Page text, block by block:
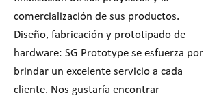
comercialización de sus productos.
Diseño, fabricación y prototipado de
hardware: SG Prototype se esfuerza por
brindar un excelente servicio a cada
cliente. Nos gustaría encontrar